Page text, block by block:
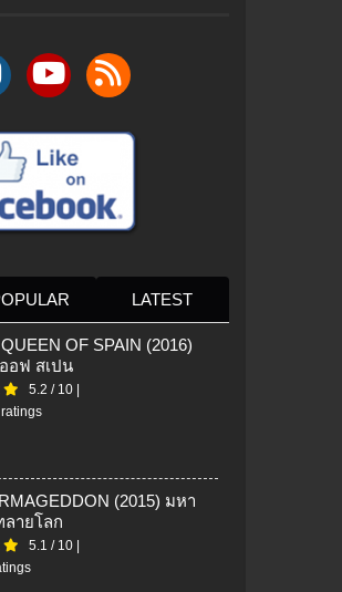
LATEST
OF SPAIN (2016)
อฟ สเปน
5.2 / 10
(2015) มหา
ายโลก
5.1 / 10